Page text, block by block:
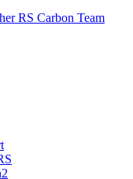
RS Carbon Team